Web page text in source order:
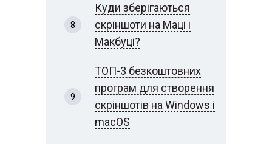
Куди зберігаються
скріншоти на Маці і
Макбуці?
ТОП-3 безкоштовних
програм для створення
скріншотів на Windows і
macOS